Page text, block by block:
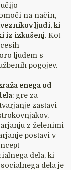
na način,
ljudi, ki
iz izkušenj. Kot
ljudem s
pogojev.
enega od
: gre za
zastavi
z želenimi
postavi v
dela, ki
dela je